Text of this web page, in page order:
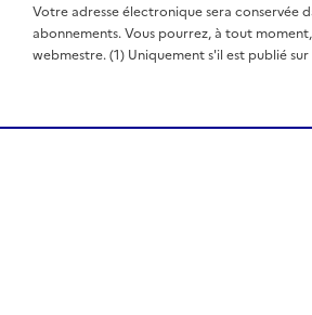
Votre adresse électronique sera conservée
abonnements. Vous pourrez, à tout
webmestre. (1) Uniquement s'il est publié